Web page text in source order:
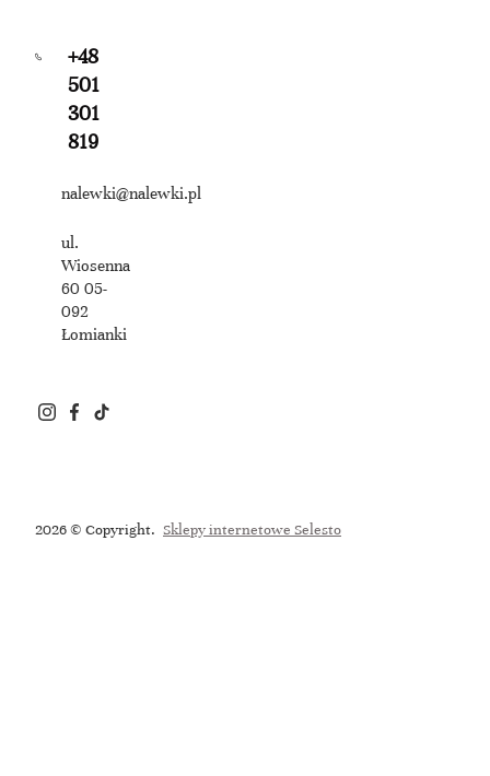
+48
501
301
819
nalewki@nalewki.pl
ul.
Wiosenna
60 05-
092
Łomianki
2026 © Copyright. Sklepy internetowe Selesto